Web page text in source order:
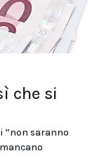
che si
“non saranno